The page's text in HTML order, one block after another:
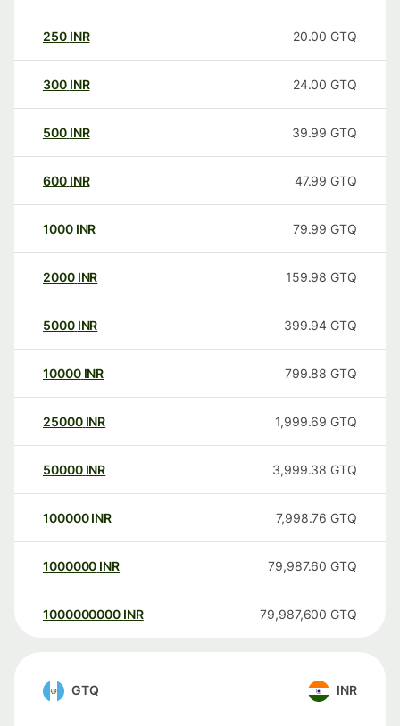
250 INR 20.00 GTQ
300 INR 24.00 GTQ
500 INR 39.99 GTQ
600 INR 47.99 GTQ
1000 INR 79.99 GTQ
2000 INR 159.98 GTQ
5000 INR 399.94 GTQ
10000 INR 799.88 GTQ
25000 INR 1,999.69 GTQ
50000 INR 3,999.38 GTQ
100000 INR 7,998.76 GTQ
1000000 INR 79,987.60 GTQ
1000000000 INR 79,987,600 GTQ
GTQ INR